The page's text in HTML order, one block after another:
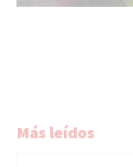
Más leídos